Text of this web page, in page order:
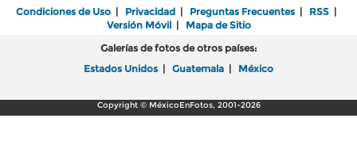
Condiciones de Uso | Privacidad | Preguntas Frecuentes | RSS |
Versión Móvil| Mapa de Sitio
Galerías de fotos de otros países:
Estados Unidos | Guatemala | México
Copyright © MéxicoEnFotos, 2001-2026